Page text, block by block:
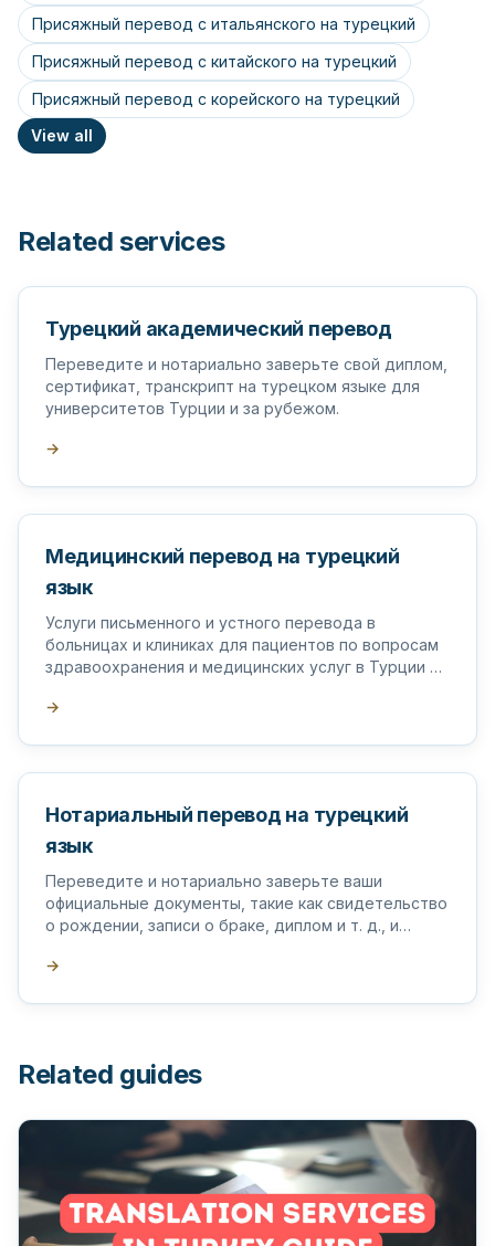
Присяжный перевод с итальянского на турецкий
Присяжный перевод с китайского на турецкий
Присяжный перевод с корейского на турецкий
View all
Related services
Турецкий академический перевод
Переведите и нотариально заверьте свой диплом,
сертификат, транскрипт на турецком языке для
университетов Турции и за рубежом.
→
Медицинский перевод на турецкий
язык
Услуги письменного и устного перевода в
больницах и клиниках для пациентов по вопросам
здравоохранения и медицинских услуг в Турции и
→
Нотариальный перевод на турецкий
язык
Переведите и нотариально заверьте ваши
официальные документы, такие как свидетельство
о рождении, записи о браке, диплом и т. д., и
→
Related guides